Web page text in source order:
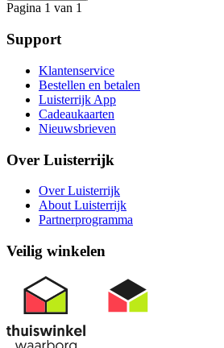
Pagina 1 van 1
Support
Klantenservice
Bestellen en betalen
Luisterrijk App
Cadeaukaarten
Nieuwsbrieven
Over Luisterrijk
Over Luisterrijk
About Luisterrijk
Partnerprogramma
Veilig winkelen